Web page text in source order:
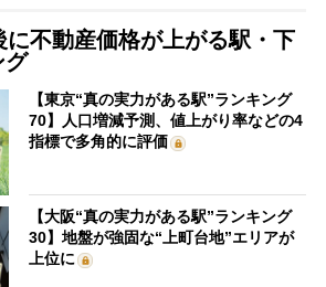
に不動産価格が上がる駅・下
グ
【東京“真の実力がある駅”ランキング
70】人口増減予測、値上がり率などの4
指標で多角的に評価
【大阪“真の実力がある駅”ランキング
30】地盤が強固な“上町台地”エリアが
上位に